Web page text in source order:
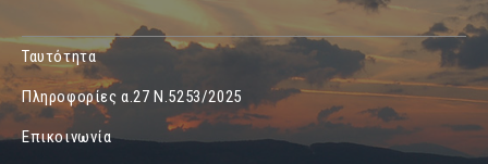
Ταυτότητα
Πληροφορίες α.27 Ν.5253/2025
Επικοινωνία